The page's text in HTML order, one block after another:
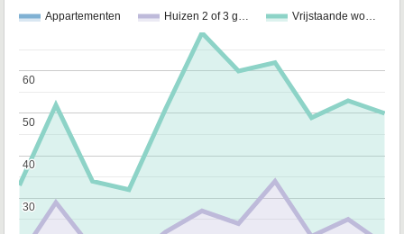
Appartementen Huizen 2 of 3 g… Vrijstaande wo…
30
30
40
40
50
50
60
60